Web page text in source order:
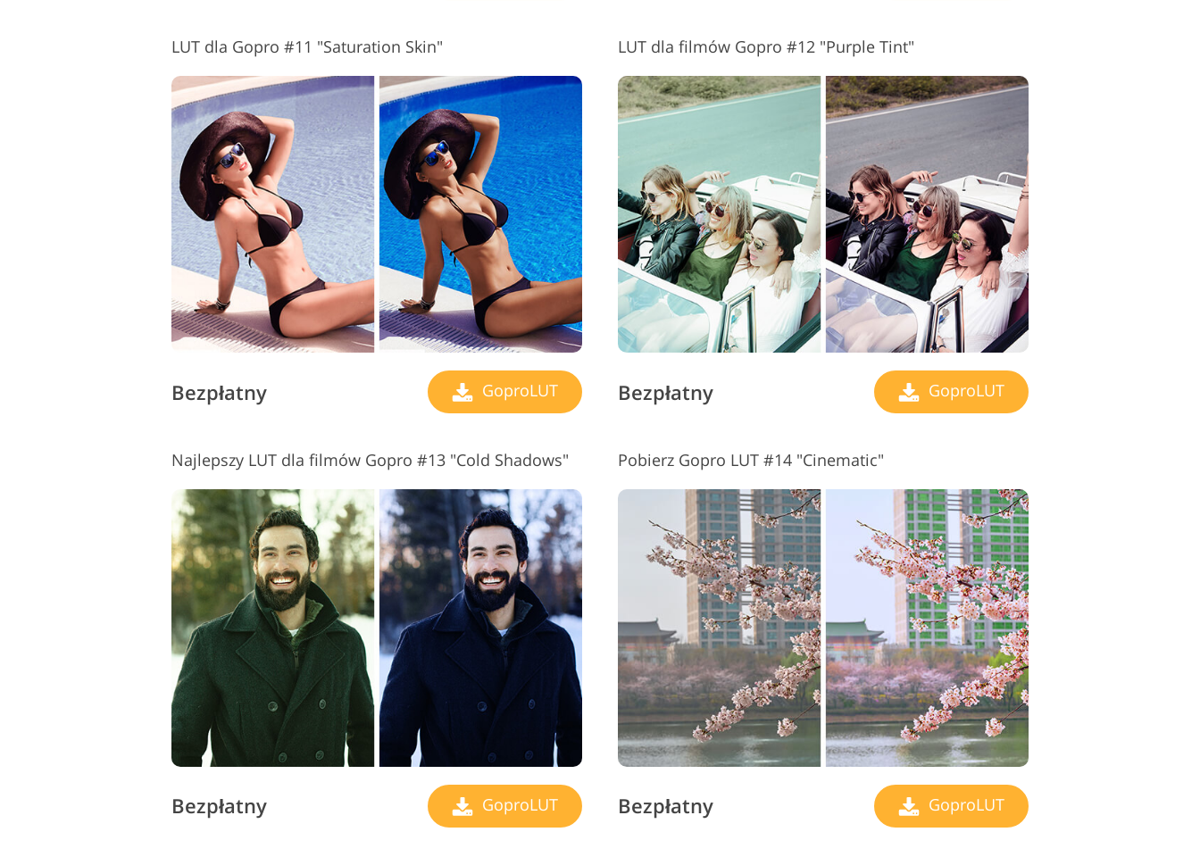
LUT dla Gopro #11 "Saturation Skin"
Bezpłatny GoproLUT
LUT dla filmów Gopro #12 "Purple Tint"
Bezpłatny GoproLUT
Najlepszy LUT dla filmów Gopro #13 "Cold Shadows"
Bezpłatny GoproLUT
Pobierz Gopro LUT #14 "Cinematic"
Bezpłatny GoproLUT